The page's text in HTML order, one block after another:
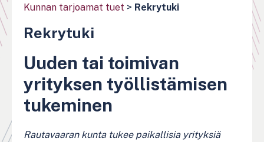
Kunnan tarjoamat tuet > Rekrytuki
Rekrytuki
Uuden tai toimivan
yrityksen työllistämisen
tukeminen
Rautavaaran kunta tukee paikallisia yrityksiä